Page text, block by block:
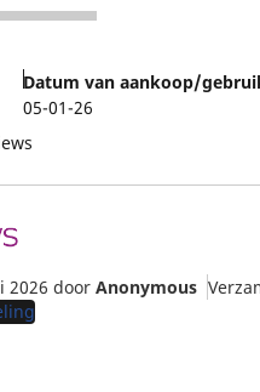
Datum van aankoop/
05-01-26
2026 door Anonymous